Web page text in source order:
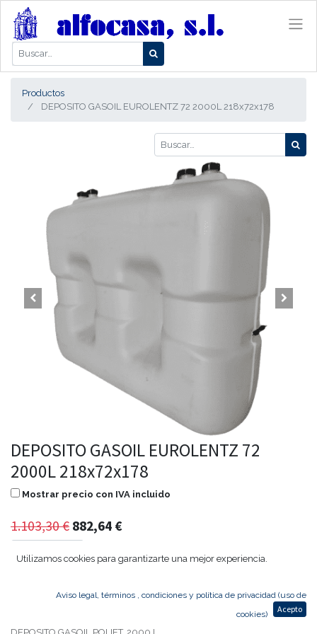
Productos
DEPOSITO GASOIL EUROLENTZ 72 2000L 218x72x178
DEPOSITO GASOIL EUROLENTZ 72
2000L 218x72x178
Mostrar precio con IVA incluido
1.103,30€ 882,64 €
DEPOSITO GASOIL POLIET. 2000 L
Utilizamos cookies para garantizarte una mejor experiencia.
Aviso legal, términos , condiciones y política de privacidad (uso de
cookies)
Acepto